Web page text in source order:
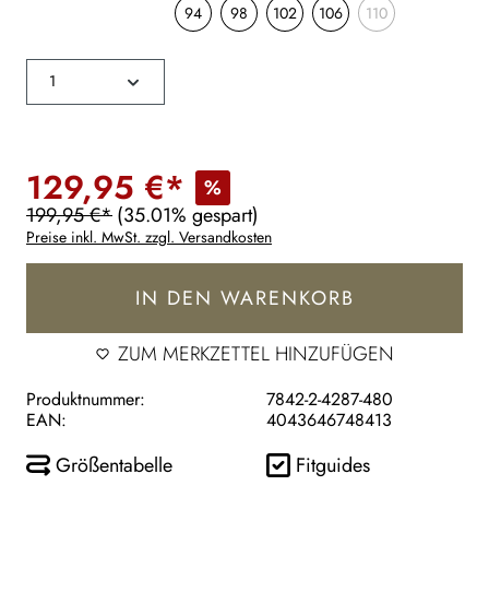
94 98 102 106 110
129,95 €*
%
199,95 €*(35.01% gespart)
Preise inkl. MwSt. zzgl. Versandkosten
IN DEN WARENKORB
ZUM MERKZETTEL HINZUFÜGEN
Produktnummer:
7842-2-4287-480
EAN:
4043646748413
Größentabelle Fitguides